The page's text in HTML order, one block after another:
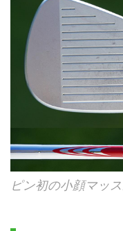
ピン初の小顔マッ